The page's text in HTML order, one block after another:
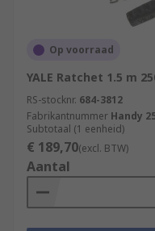
Op voorraad
YALE Ratchet 1.5 m
RS-stocknr. 684-3812
Fabrikantnummer Handy
Subtotaal (1 eenheid)
€ 189,70(excl. BTW)
Aantal